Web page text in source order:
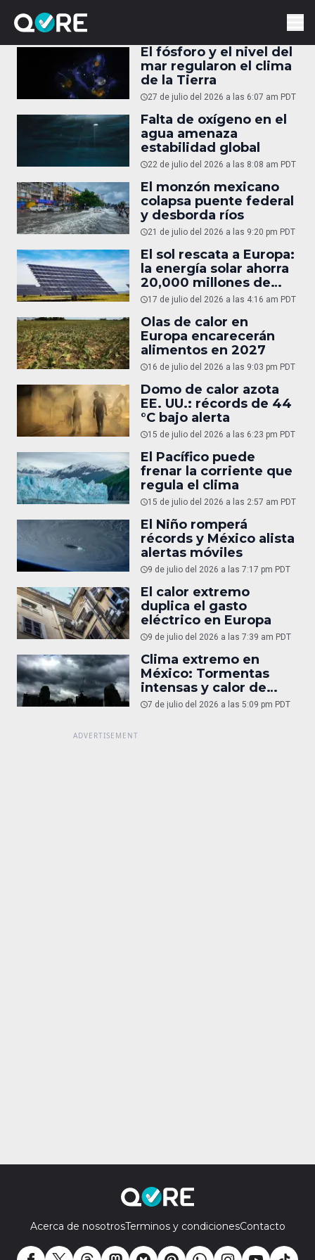
El fósforo y el nivel del
mar regularon el clima
de la Tierra
27 de julio del 2026 a las 6:07 am PDT
Falta de oxígeno en el
agua amenaza
estabilidad global
22 de julio del 2026 a las 8:08 am PDT
El monzón mexicano
colapsa puente federal
y desborda ríos
21 de julio del 2026 a las 9:20 pm PDT
El sol rescata a Europa:
la energía solar ahorra
20,000 millones de
euros en gas
17 de julio del 2026 a las 4:16 am PDT
Olas de calor en
Europa encarecerán
alimentos en 2027
16 de julio del 2026 a las 9:03 pm PDT
Domo de calor azota
EE. UU.: récords de 44
°C bajo alerta
15 de julio del 2026 a las 6:23 pm PDT
El Pacífico puede
frenar la corriente que
regula el clima
15 de julio del 2026 a las 2:57 am PDT
El Niño romperá
récords y México alista
alertas móviles
9 de julio del 2026 a las 7:17 pm PDT
El calor extremo
duplica el gasto
eléctrico en Europa
9 de julio del 2026 a las 7:39 am PDT
Clima extremo en
México: Tormentas
intensas y calor de
45°C
7 de julio del 2026 a las 5:09 pm PDT
Acerca de nosotrosTerminos y condicionesContacto